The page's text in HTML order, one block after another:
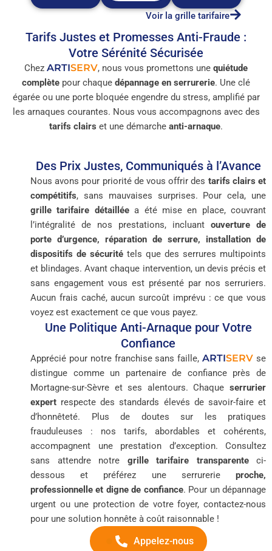
Voir la grille tarifaire
Tarifs Justes et Promesses Anti-Fraude :
Votre Sérénité Sécurisée
Chez ARTISERV, nous vous promettons une quiétude
complète pour chaque dépannage en serrurerie. Une clé
égarée ou une porte bloquée engendre du stress, amplifié par
les arnaques courantes. Nous vous accompagnons avec des
tarifs clairs et une démarche anti-arnaque.
Des Prix Justes, Communiqués à l’Avance
Nous avons pour priorité de vous offrir des tarifs clairs et
compétitifs, sans mauvaises surprises. Pour cela, une
grille tarifaire détailléea été mise en place, couvrant
l’intégralité de nos prestations, incluant ouverture de
porte d’urgence, réparation de serrure, installation de
dispositifs de sécurité tels que des serrures multipoints
et blindages. Avant chaque intervention, un devis précis et
sans engagement vous est présenté par nos serruriers.
Aucun frais caché, aucun surcoût imprévu : ce que vous
voyez est exactement ce que vous payez.
Une Politique Anti-Arnaque pour Votre
Confiance
Apprécié pour notre franchise sans faille,ARTISERV se
distingue comme un partenaire de confiance près de
Mortagne-sur-Sèvre et ses alentours. Chaque serrurier
expert respecte des standards élevés de savoir-faire et
d’honnêteté. Plus de doutes sur les pratiques
frauduleuses : nos tarifs, abordables et cohérents,
accompagnent une prestation d’exception. Consultez
sans attendre notre grille tarifaire transparenteci-
dessous et préférez une serrurerie proche,
professionnelle et digne de confiance. Pour un dépannage
urgent ou une protection de votre foyer, contactez-nous
pour une solution honnête à coût raisonnable !
Appelez-nous